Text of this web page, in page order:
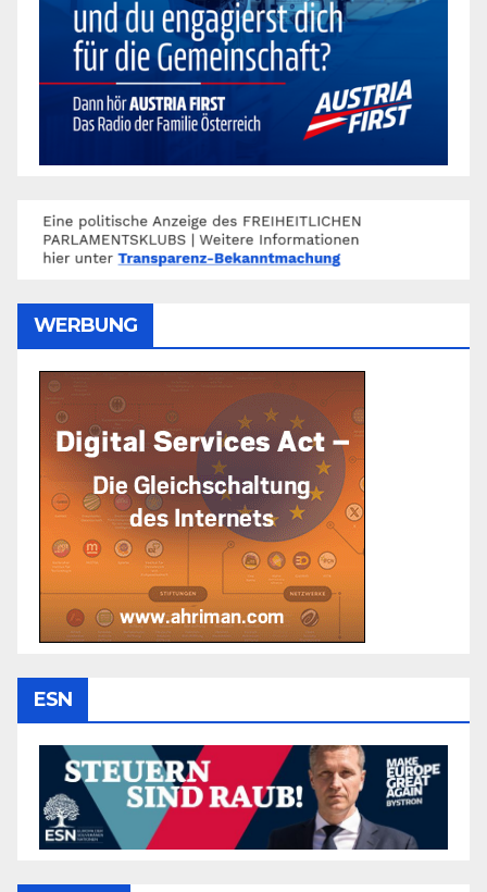
WERBUNG
ESN